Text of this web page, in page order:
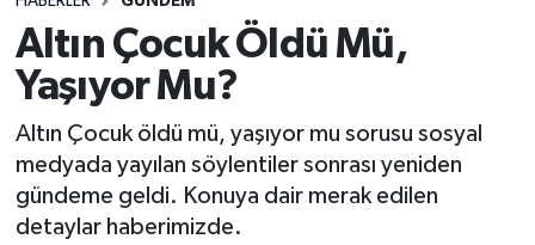
Altın Çocuk Öldü Mü,
Yaşıyor Mu?
Altın Çocuk öldü mü, yaşıyor mu sorusu sosyal
medyada yayılan söylentiler sonrası yeniden
gündeme geldi. Konuya dair merak edilen
detaylar haberimizde.
DEVREK
DÜZCE
EREĞLİ
GÖKÇEBEY